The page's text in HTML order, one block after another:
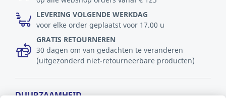
LEVERING VOLGENDE WERKDAG
voor elke order geplaatst voor 17.00 u
GRATIS RETOURNEREN
30 dagen om van gedachten te veranderen
(uitgezonderd niet-retourneerbare producten)
DUURZAAMHEID